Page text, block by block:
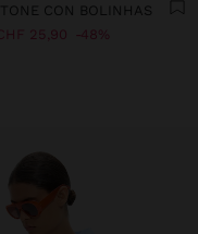
CON BOLINHAS
25,90 48%